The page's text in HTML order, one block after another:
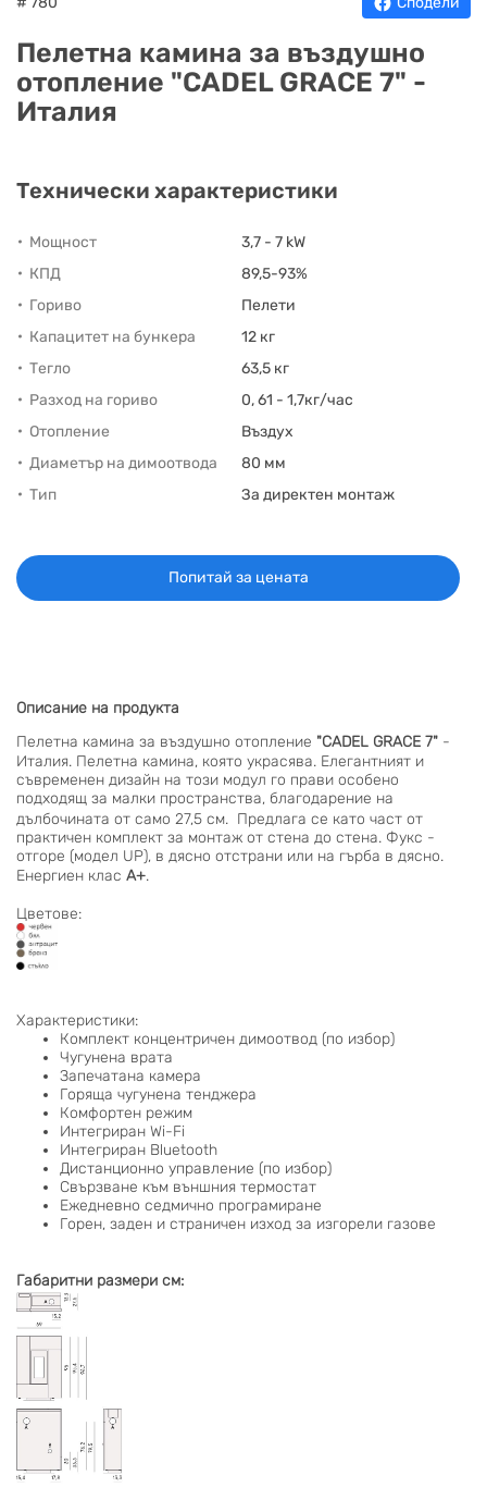
Пелетна камина за въздушно
отопление "CADEL GRACE 7" -
Италия
Технически характеристики
Мощност
3,7 - 7 kW
КПД
89,5-93%
Гориво
Пелети
Капацитет на бункера
12 кг
Тегло
63,5 кг
Разход на гориво
0, 61 - 1,7кг/час
Отопление
Въздух
Диаметър на димоотвода
80 мм
Тип
За директен монтаж
Попитай за цената
Описание на продукта
Пелетна камина за въздушно отопление "CADEL GRACE 7" -
Италия. Пелетна камина, която украсява. Елегантният и
съвременен дизайн на този модул го прави особено
подходящ за малки пространства, благодарение на
дълбочината от само 27,5 см. Предлага се като част от
практичен комплект за монтаж от стена до стена. Фукс -
отгоре (модел UP), в дясно отстрани или на гърба в дясно.
Енергиен клас А+.
Цветове:
Характеристики:
Комплект концентричен димоотвод (по избор)
Чугунена врата
Запечатана камера
Горяща чугунена тенджера
Комфортен режим
Интегриран Wi-Fi
Интегриран Bluetooth
Дистанционно управление (по избор)
Свързване към външния термостат
Ежедневно седмично програмиране
Горен, заден и страничен изход за изгорели газове
Габаритни размери см: